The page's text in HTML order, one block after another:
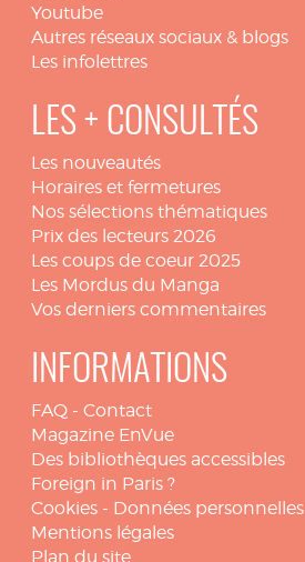
Youtube
Autres réseaux sociaux & blogs
Les infolettres
LES + CONSULTÉS
Les nouveautés
Horaires et fermetures
Nos sélections thématiques
Prix des lecteurs 2026
Les coups de coeur 2025
Les Mordus du Manga
Vos derniers commentaires
INFORMATIONS
FAQ - Contact
Magazine EnVue
Des bibliothèques accessibles
Foreign in Paris ?
Cookies - Données personnelles
Mentions légales
Plan du site